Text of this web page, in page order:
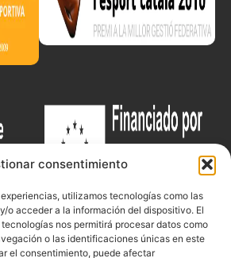
consentimiento
utilizamos tecnologías como las
o acceder a la información del dispositivo. El
nos permitirá procesar datos como
o las identificaciones únicas en este
el consentimiento, puede afectar